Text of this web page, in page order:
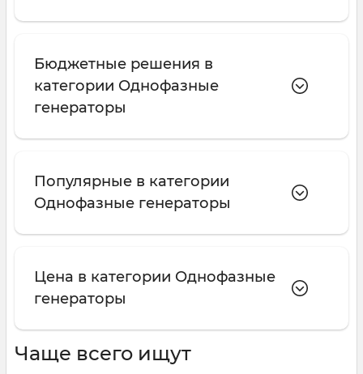
Бюджетные решения в
категории Однофазные
генераторы
Популярные в категории
Однофазные генераторы
Цена в категории Однофазные
генераторы
Чаще всего ищут